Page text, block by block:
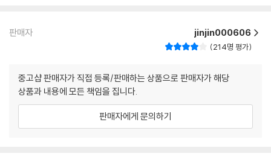
판매자 jinjin000606
214명 평가
중고샵 판매자가 직접 등록/판매하는 상품으로 판매자가 해당
상품과 내용에 모든 책임을 집니다.
판매자에게 문의하기